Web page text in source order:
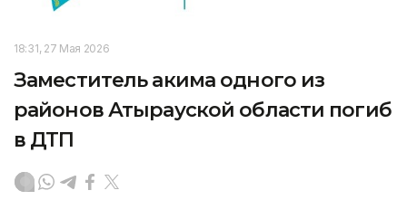
18:31, 27 Мая 2026
Заместитель акима одного из
районов Атырауской области погиб
в ДТП